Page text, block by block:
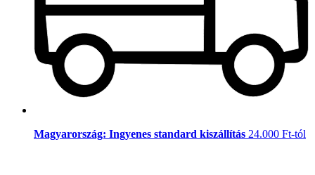
Magyarország: Ingyenes standard kiszállítás 24.000 Ft-tól